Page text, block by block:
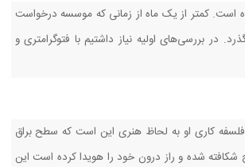
است. کمتر از یک ماه از زمانی که موسسه درخواست
در بررسی‌های اولیه نیاز داشتیم با فتوگرامتری و
فلسفه کاری او به لحاظ هنری این است که سطح براق
شده و راز درون خود را هویدا کرده است این